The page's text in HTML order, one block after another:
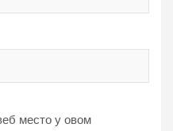
место у овом